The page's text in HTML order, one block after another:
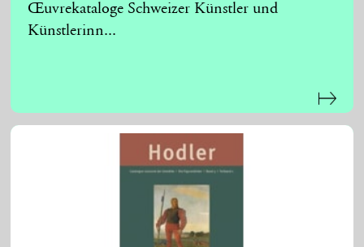
Œuvrekataloge Schweizer Künstler und
Künstlerinn...